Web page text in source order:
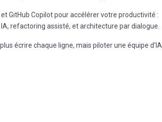
GitHub Copilot pour accélérer votre productivité :
refactoring assisté, et architecture par dialogue.
écrire chaque ligne, mais piloter une équipe d'IA